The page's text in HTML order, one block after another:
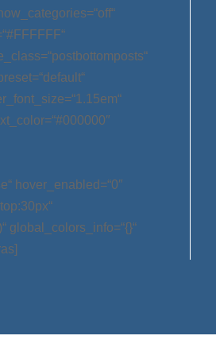
hover_enabled=“0″
global_colors_info=“{}“